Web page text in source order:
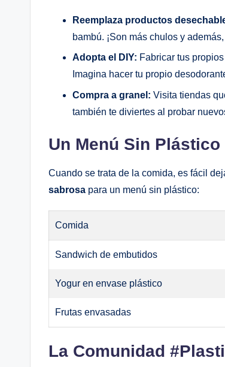
Reemplaza productos
bambú. ¡Son‍ más chulos y
Adopta el DIY: Fabricar tus
Imagina⁤ hacer tu​ propio
Compra a granel: Visita ⁢tiendas
también te ‌diviertes al⁣ probar​
Un Menú Sin Plástico
Cuando se trata de la comida, es fácil⁤
sabrosa para un menú sin​ plástico:
Comida
Sandwich de embutidos
Yogur en envase plástico
Frutas envasadas
La Comunidad⁢